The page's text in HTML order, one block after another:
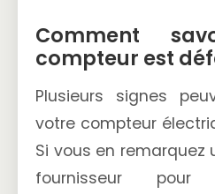
Comment
compteur est
Plusieurs signes
votre compteur
Si vous en remarquez
fournisseur